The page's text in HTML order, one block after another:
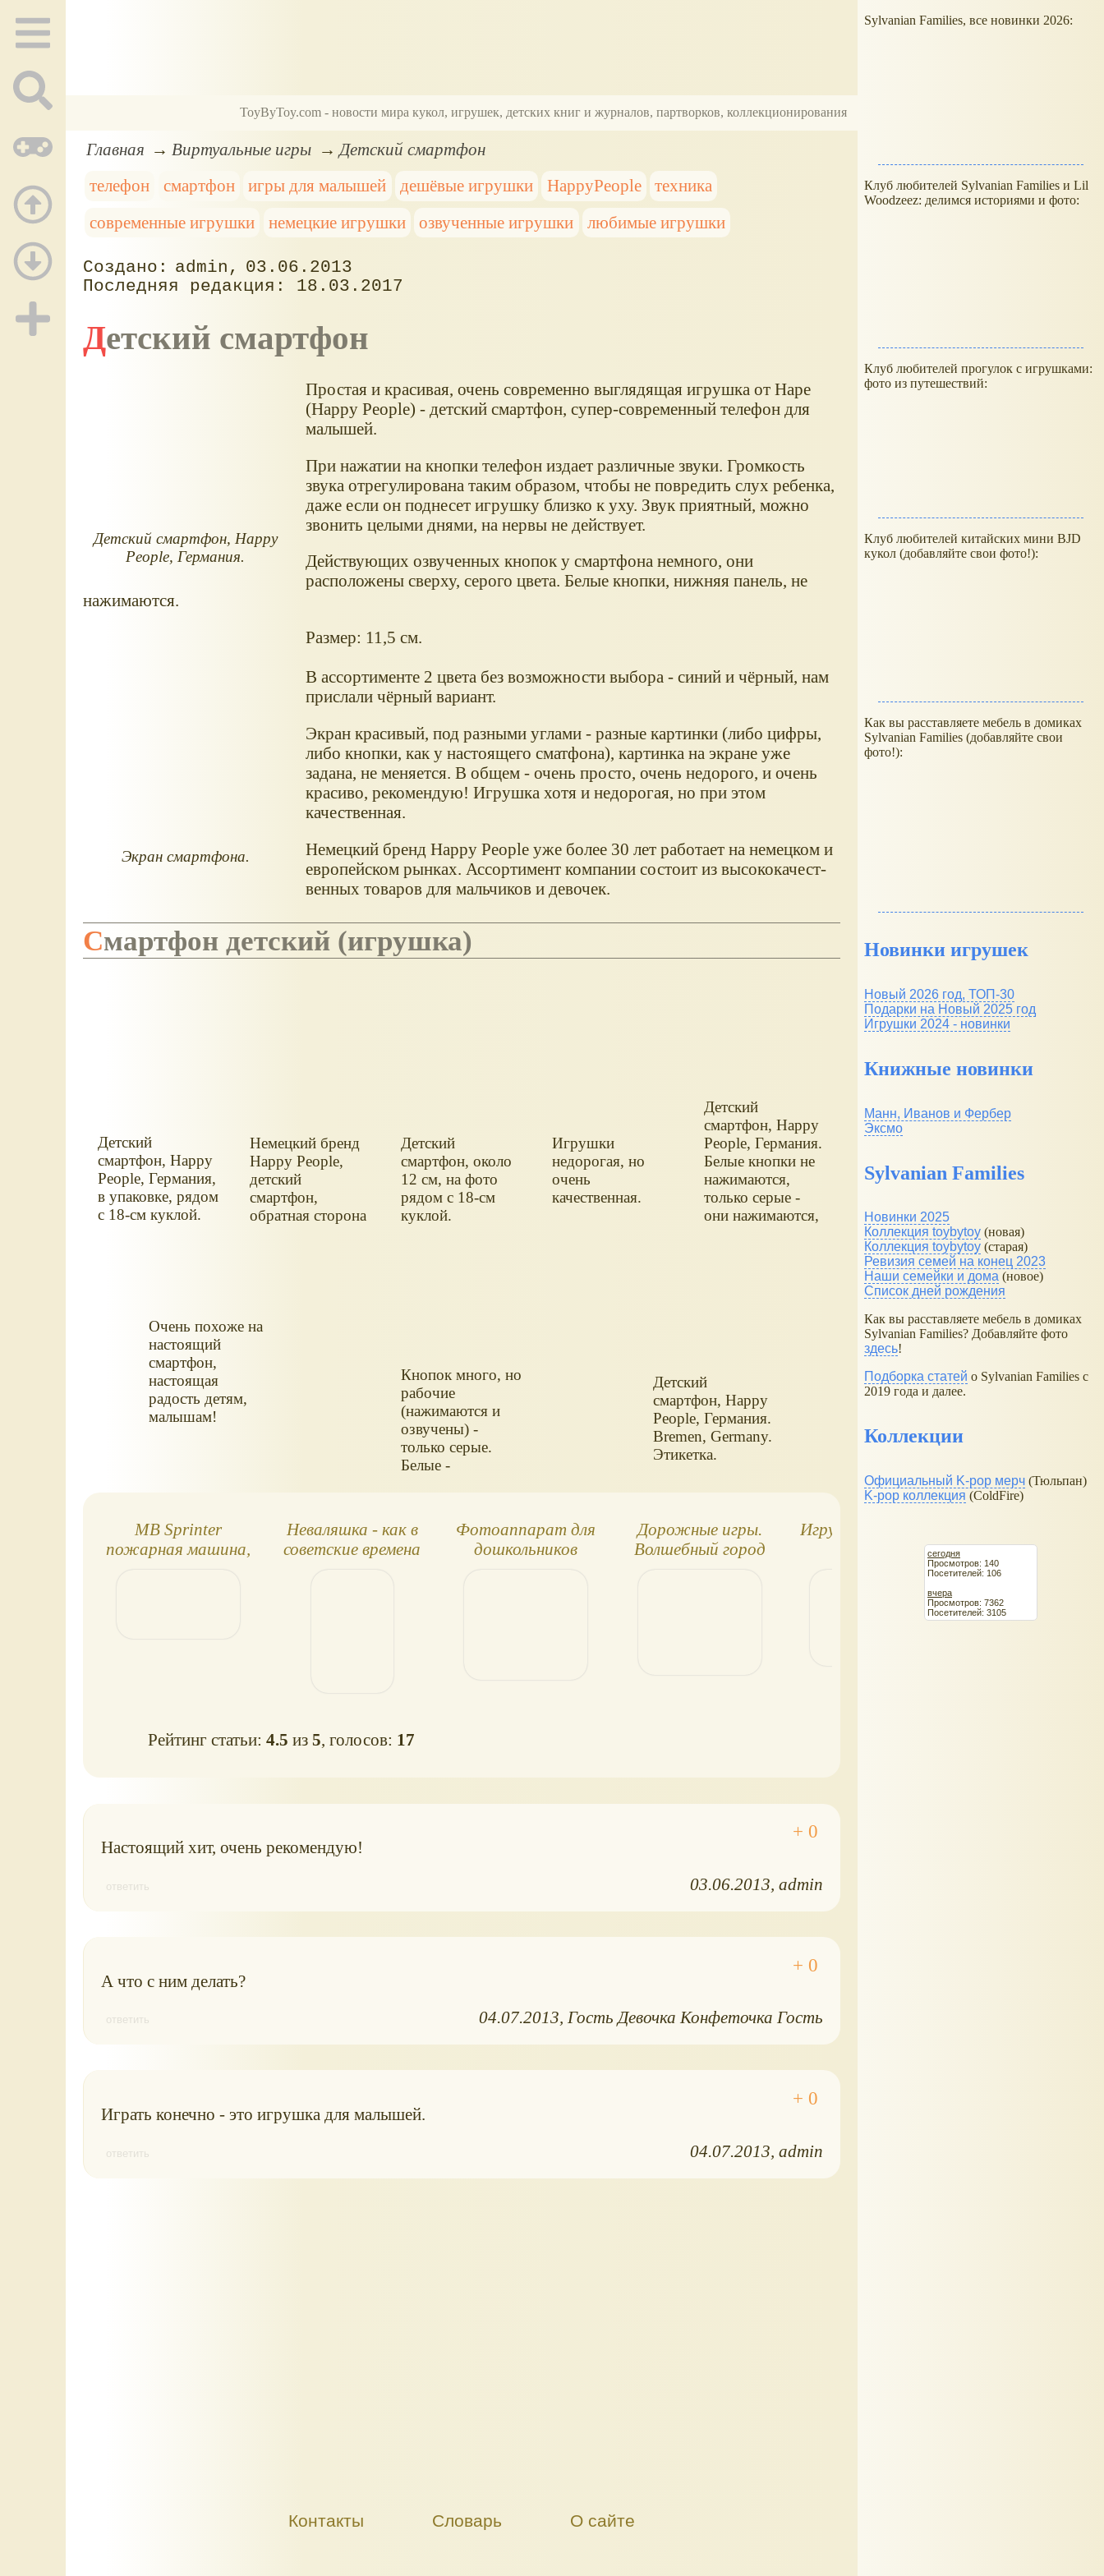
ToyByToy.com - новости мира кукол, игрушек, детских книг и журналов, партворков, коллекционирования
Главная Виртуальные игры
Детский смартфон
телефон
смартфон игры для малышей дешёвые игрушки HappyPeople
техника
современные игрушки
немецкие игрушки озвученные игрушки любимые игрушки
admin
03.06.2013
18.03.2017
Детский смартфон
Детский смартфон, Happy
People, Германия.
Простая и красивая, очень современно выглядящая игрушка от Hape
(Happy People) - детский смартфон, супер-современный телефон для
малышей.
При нажатии на кнопки телефон издает различные звуки. Громкость
звука отрегулирована таким образом, чтобы не повредить слух ребенка,
даже если он поднесет игрушку близко к уху. Звук приятный, можно
звонить целыми днями, на нервы не действует.
Действующих озвученных кнопок у смартфона немного, они
расположены сверху, серого цвета. Белые кнопки, нижняя панель, не
нажимаются.
Экран смартфона.
Размер: 11,5 см.
В ассортименте 2 цвета без возможности выбора - синий и чёрный, нам
прислали чёрный вариант.
Экран красивый, под разными углами - разные картинки (либо цифры,
либо кнопки, как у настоящего сматфона), картинка на экране уже
задана, не меняется. В общем - очень просто, очень недорого, и очень
красиво, рекомендую! Игрушка хотя и недорогая, но при этом
качественная.
Немецкий бренд Happy People уже более 30 лет работает на немецком и
европейском рынках. Ассортимент компании состоит из высококачест-
венных товаров для мальчиков и девочек.
Смартфон детский (игрушка)
Детский
смартфон, Happy
People, Германия,
в упаковке, рядом
с 18-см куклой.
Немецкий бренд
Happy People,
детский
смартфон,
обратная сторона
Детский
смартфон, около
12 см, на фото
рядом с 18-см
куклой.
Игрушки
недорогая, но
очень
качественная.
Детский
смартфон, Happy
People, Германия.
Белые кнопки не
нажимаются,
только серые -
они нажимаются,
Очень похоже на
настоящий
смартфон,
настоящая
радость детям,
малышам!
Кнопок много, но
рабочие
(нажимаются и
озвучены) -
только серые.
Белые -
Детский
смартфон, Happy
People, Германия.
Bremen, Germany.
Этикетка.
MB Sprinter
пожарная машина,
Неваляшка - как в
советские времена
Фотоаппарат для
дошкольников
Дорожные игры.
Волшебный город
Игрушки Playmobil
Playmobil
Рейтинг статьи:4.5 из5, голосов: 17
Настоящий хит, очень рекомендую!
ответить 03.06.2013 admin
А что с ним делать?
ответить 04.07.2013 Гость Девочка Конфеточка Гость
Играть конечно - это игрушка для малышей.
ответить 04.07.2013 admin
Контакты Словарь О сайте
Sylvanian Families, все новинки 2026:
Клуб любителей Sylvanian Families и Lil
Woodzeez: делимся историями и фото:
Клуб любителей прогулок с игрушками:
фото из путешествий:
Клуб любителей китайских мини BJD
кукол (добавляйте свои фото!):
Как вы расставляете мебель в домиках
Sylvanian Families (добавляйте свои
фото!):
Новинки игрушек
Новый 2026 год, ТОП-30
Подарки на Новый 2025 год
Игрушки 2024 - новинки
Книжные новинки
Манн, Иванов и Фербер
Эксмо
Sylvanian Families
Новинки 2025
Коллекция toybytoy (новая)
Коллекция toybytoy (старая)
Ревизия семей на конец 2023
Наши семейки и дома (новое)
Список дней рождения
Как вы расставляете мебель в домиках
Sylvanian Families? Добавляйте фото
здесь!
Подборка статей о Sylvanian Families с
2019 года и далее.
Коллекции
Официальный K-pop мерч (Тюльпан)
K-pop коллекция (ColdFire)
сегодня
Просмотров: 140
Посетителей: 106
вчера
Просмотров: 7362
Посетителей: 3105